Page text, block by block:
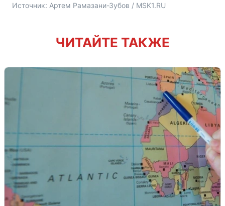
Источник: Артем Рамазани-Зубов / MSK1.RU
ЧИТАЙТЕ ТАКЖЕ